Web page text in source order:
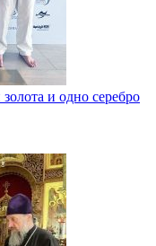
и одно серебро